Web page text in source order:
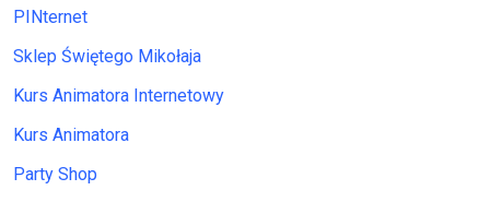
PINternet
Sklep Świętego Mikołaja
Kurs Animatora Internetowy
Kurs Animatora
Party Shop